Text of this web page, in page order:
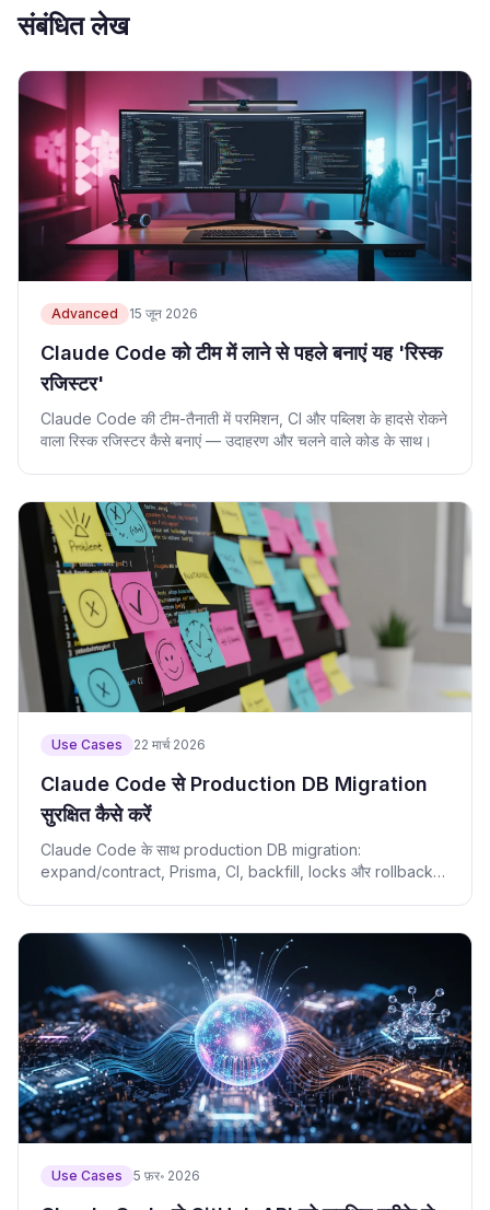
संबंधित लेख
Advanced 15 जून 2026
Claude Code को टीम में लाने से पहले बनाएं यह 'रिस्क
रजिस्टर'
Claude Code की टीम-तैनाती में परमिशन, CI और पब्लिश के हादसे रोकने
वाला रिस्क रजिस्टर कैसे बनाएं — उदाहरण और चलने वाले कोड के साथ।
Use Cases 22 मार्च 2026
Claude Code से Production DB Migration
सुरक्षित कैसे करें
Claude Code के साथ production DB migration:
expand/contract, Prisma, CI, backfill, locks और rollback
Use Cases 5 फ़र॰ 2026